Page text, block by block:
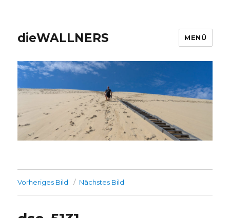
dieWALLNERS MENÜ
Vorheriges Bild Nächstes Bild